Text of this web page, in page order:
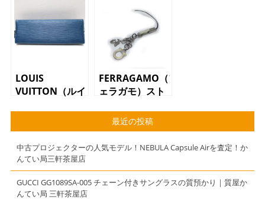
メンズ
ェラガモ）
2WAYバッグ
LOUIS
VUITTON（ルイ
ケース エピ
ブルー
FERRAGAMO（フ
ェラガモ）スト
ーニ レザー
最近の投稿
中古プロジェクターの人気モデル！NEBULA Capsule Airを査定！か
んてい局三軒茶屋店
GUCCI GG1089SA-005 チェーン付きサングラスの質預かり｜質屋か
んてい局 三軒茶屋店